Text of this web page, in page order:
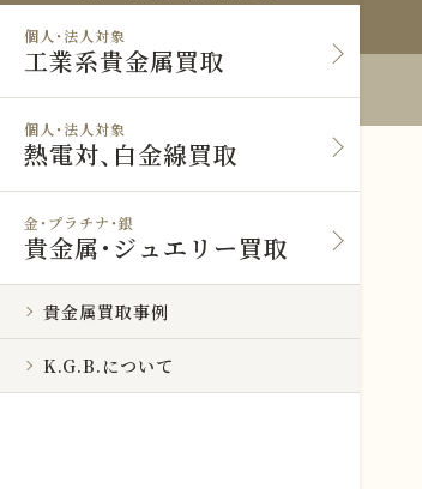
個人・法人対象
工業系貴金属買取
個人・法人対象
熱電対、白金線買取
金・プラチナ・銀
貴金属・ジュエリー買取
貴金属買取事例
K.G.B.について